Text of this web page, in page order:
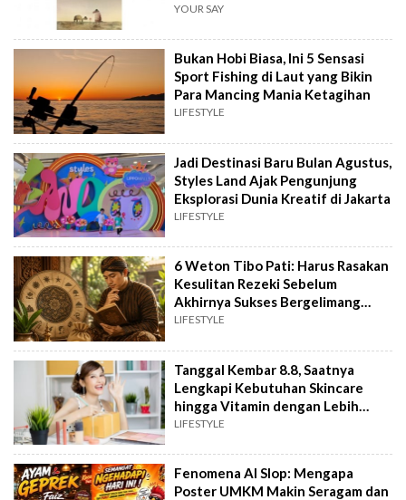
YOUR SAY
Bukan Hobi Biasa, Ini 5 Sensasi
Sport Fishing di Laut yang Bikin
Para Mancing Mania Ketagihan
LIFESTYLE
Jadi Destinasi Baru Bulan Agustus,
Styles Land Ajak Pengunjung
Eksplorasi Dunia Kreatif di Jakarta
LIFESTYLE
6 Weton Tibo Pati: Harus Rasakan
Kesulitan Rezeki Sebelum
Akhirnya Sukses Bergelimang
Harta
LIFESTYLE
Tanggal Kembar 8.8, Saatnya
Lengkapi Kebutuhan Skincare
hingga Vitamin dengan Lebih
Hemat
LIFESTYLE
Fenomena AI Slop: Mengapa
Poster UMKM Makin Seragam dan